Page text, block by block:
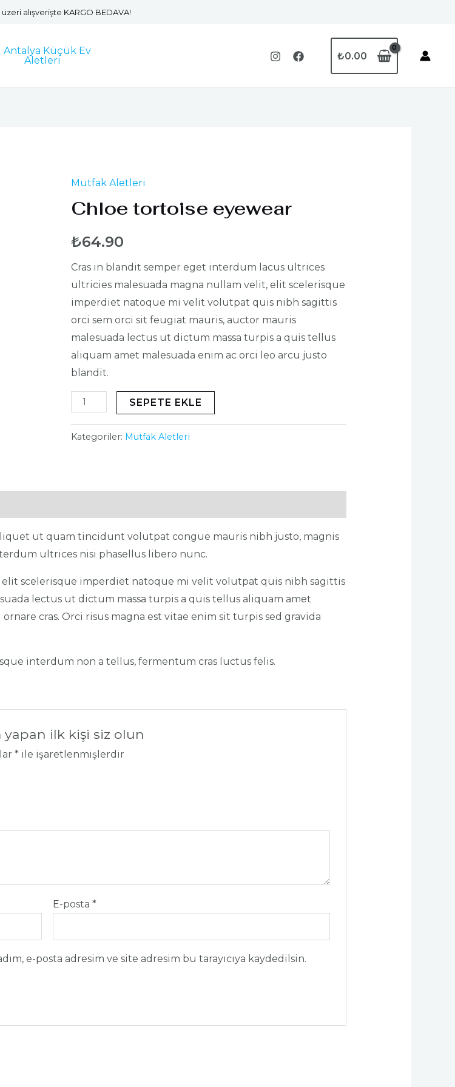
üzeri alışverişte KARGO BEDAVA!
₺0.00
Mutfak Aletleri
Chloe tortoise eyewear
₺64.90
Cras in blandit semper eget interdum lacus ultrices
ultricies malesuada magna nullam velit, elit scelerisque
imperdiet natoque mi velit volutpat quis nibh sagittis
orci sem orci sit feugiat mauris, auctor mauris
malesuada lectus ut dictum massa turpis a quis tellus
aliquam amet malesuada enim ac orci leo arcu justo
blandit.
SEPETE EKLE
Kategoriler: Mutfak Aletleri
ut quam tincidunt volutpat congue mauris nibh justo, magnis
ultrices nisi phasellus libero nunc.
scelerisque imperdiet natoque mi velit volutpat quis nibh sagittis
lectus ut dictum massa turpis a quis tellus aliquam amet
cras. Orci risus magna est vitae enim sit turpis sed gravida
interdum non a tellus, fermentum cras luctus felis.
yapan ilk kişi siz olun
* ile işaretlenmişlerdir
E-posta*
e-posta adresim ve site adresim bu tarayıcıya kaydedilsin.